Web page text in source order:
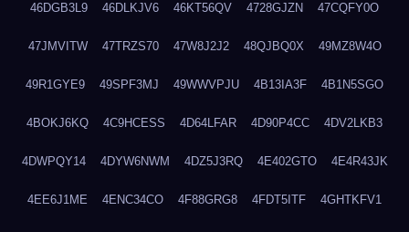
46DGB3L9 46DLKJV6 46KT56QV 4728GJZN 47CQFY0O
47JMVITW 47TRZS70 47W8J2J2 48QJBQ0X 49MZ8W4O
49R1GYE9 49SPF3MJ 49WWVPJU 4B13IA3F 4B1N5SGO
4BOKJ6KQ 4C9HCESS 4D64LFAR 4D90P4CC 4DV2LKB3
4DWPQY14 4DYW6NWM 4DZ5J3RQ 4E402GTO 4E4R43JK
4EE6J1ME 4ENC34CO 4F88GRG8 4FDT5ITF 4GHTKFV1